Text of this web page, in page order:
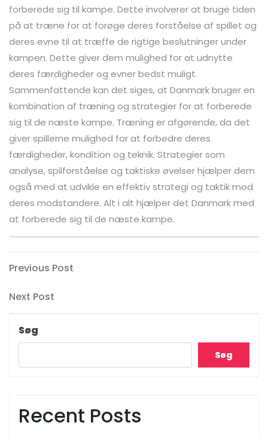
forberede sig til kampe. Dette involverer at bruge tiden
på at træne for at forøge deres forståelse af spillet og
deres evne til at træffe de rigtige beslutninger under
kampen. Dette giver dem mulighed for at udnytte
deres færdigheder og evner bedst muligt.
Sammenfattende kan det siges, at Danmark bruger en
kombination af træning og strategier for at forberede
sig til de næste kampe. Træning er afgørende, da det
giver spillerne mulighed for at forbedre deres
færdigheder, kondition og teknik. Strategier som
analyse, spilforståelse og taktiske øvelser hjælper dem
også med at udvikle en effektiv strategi og taktik mod
deres modstandere. Alt i alt hjælper det Danmark med
at forberede sig til de næste kampe.
Indlægsnavigation
Previous
Previous Post
Next
Next Post
Søg
Søg
Recent Posts